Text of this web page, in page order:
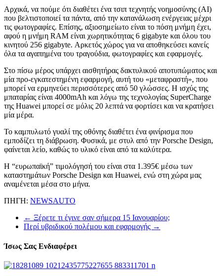
Αρχικά, να πούμε ότι διαθέτει ένα τσιπ τεχνητής νοημοσύνης (AI)
που βελτιστοποιεί τα πάντα, από την κατανάλωση ενέργειας μέχρι
τις φωτογραφίες. Επίσης, αξιοσημείωτο είναι το πόση μνήμη έχει,
αφού η μνήμη RAM είναι χωρητικότητας 6 gigabyte και όλου του
κινητού 256 gigabyte. Αρκετός χώρος για να αποθηκεύσει κανείς
όλα τα αγαπημένα του τραγούδια, φωτογραφίες και εφαρμογές.
Στο πίσω μέρος υπάρχει αισθητήρας δακτυλικού αποτυπώματος και
μία προ-εγκατεστημένη εφαρμογή, αυτή του «μεταφραστή», που
μπορεί να ερμηνεύει περισσότερες από 50 γλώσσες. Η ισχύς της
μπαταρίας είναι 4000mAh και λόγω της τεχνολογίας SuperCharge
της Huawei μπορεί σε μόλις 20 λεπτά να φορτίσει και να κρατήσει
μία μέρα.
Το καμπυλωτό γυαλί της οθόνης διαθέτει ένα φινίρισμα που
εμποδίζει τη διάβρωση. Φυσικά, με στυλ από την Porsche Design,
φαίνεται λείο, καθώς το υλικό είναι από τα καλύτερα.
Η “ευρωπαϊκή” τιμολόγησή του είναι στα 1.395€ μέσω των
καταστημάτων Porsche Design και Huawei, ενώ στη χώρα μας
αναμένεται μέσα στο μήνα.
ΠΗΓΗ: NEWSAUTO
← Ξέρετε τι έγινε σαν σήμερα 15 Ιανουαρίου;
Περί υβριδικού πολέμου και εφαρμογής →
Ίσως Σας Ενδιαφέρει